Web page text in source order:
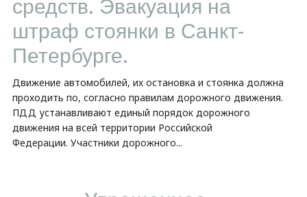
средств. Эвакуация на
штраф стоянки в Санкт-
Петербурге.
Движение автомобилей, их остановка и стоянка должна
проходить по, согласно правилам дорожного движения.
ПДД устанавливают единый порядок дорожного
движения на всей территории Российской
Федерации. Участники дорожного...